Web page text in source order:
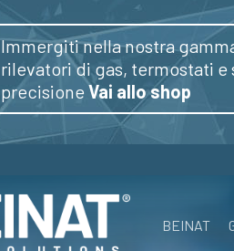
Immergiti nella nostra
rilevatori di gas, termostati e
precisione Vai allo shop
BEINAT